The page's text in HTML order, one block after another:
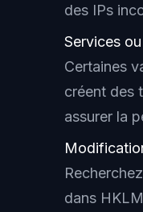
des IPs
Services
Certaines
créent des
assurer la
dans